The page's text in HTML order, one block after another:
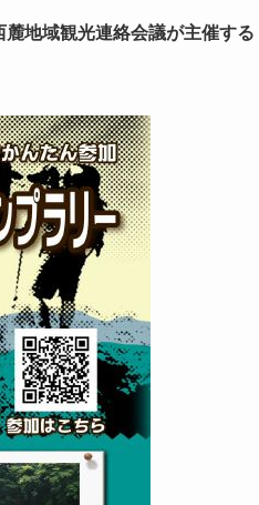
地域観光連絡会議が主催する